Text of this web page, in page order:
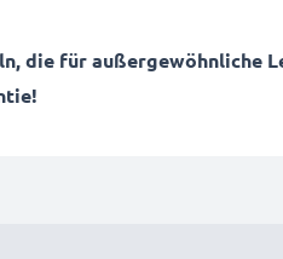
die für außergewöhnliche